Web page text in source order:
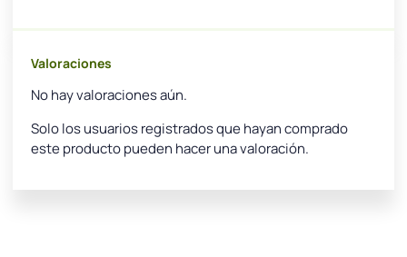
Valoraciones
No hay valoraciones aún.
Solo los usuarios registrados que hayan comprado
este producto pueden hacer una valoración.